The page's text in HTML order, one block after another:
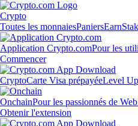
Crypto
Toutes les monnaiesPaniersEarn
Application Crypto.comPour les
Commencer
CryptoCarte Visa prépayéeLevel Up
OnchainPour les passionnés de
Obtenir l'extension